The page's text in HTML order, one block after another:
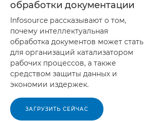
обработки документации
Infosource рассказывают о том,
почему интеллектуальная
обработка документов может стать
для организаций катализатором
рабочих процессов, а также
средством защиты данных и
экономии издержек.
ЗАГРУЗИТЬ СЕЙЧАС